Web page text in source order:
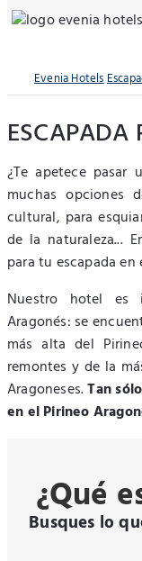
Evenia Hotels
ESCAPADA
¿Te apetece pasar
muchas opciones
cultural, para
de la naturaleza...
para tu escapada
Nuestro hotel es
Aragonés: se
más alta del
remontes y de la
Aragoneses.Tan
en el Pirineo
¿Qué
Busques lo